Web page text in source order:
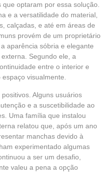
optaram por essa solução.
e a versatilidade do material,
calçadas, e até em áreas de
provém de um proprietário
aparência sóbria e elegante
Segundo ele, a
entre o interior e
visualmente.
Alguns usuários
e a suscetibilidade ao
Uma família que instalou
relatou que, após um ano
manchas devido à
experimentado algumas
a ser um desafio,
valeu a pena a opção